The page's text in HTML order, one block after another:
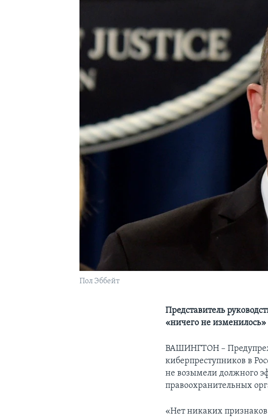
Пол Эббейт
Представитель
«ничего не изменилось»
ВАШИНГТОН –
киберпреступников в
не возымели должного
правоохранительных
«Нет никаких признаков